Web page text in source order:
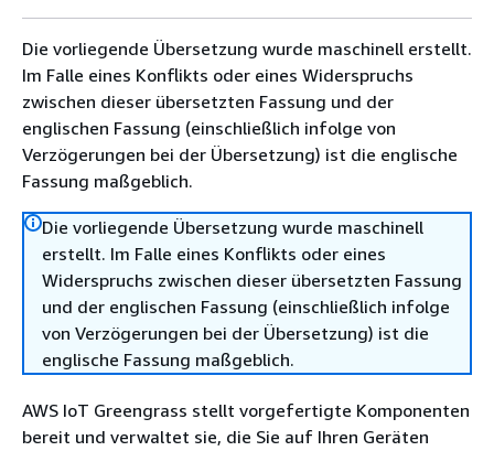
Die vorliegende Übersetzung wurde maschinell erstellt.
Im Falle eines Konflikts oder eines Widerspruchs
zwischen dieser übersetzten Fassung und der
englischen Fassung (einschließlich infolge von
Verzögerungen bei der Übersetzung) ist die englische
Fassung maßgeblich.
Die vorliegende Übersetzung wurde maschinell
erstellt. Im Falle eines Konflikts oder eines
Widerspruchs zwischen dieser übersetzten Fassung
und der englischen Fassung (einschließlich infolge
von Verzögerungen bei der Übersetzung) ist die
englische Fassung maßgeblich.
AWS IoT Greengrass stellt vorgefertigte Komponenten
bereit und verwaltet sie, die Sie auf Ihren Geräten